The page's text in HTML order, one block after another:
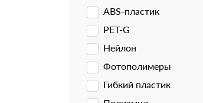
ABS-пластик
PET-G
Нейлон
Фотополимеры
Гибкий пластик